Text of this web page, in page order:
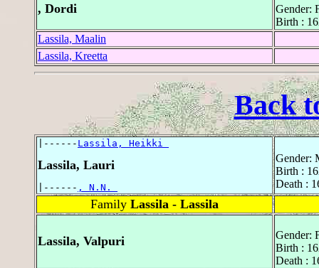
, Dordi
Gender:
Birth :
Lassila, Maalin
Lassila, Kreetta
Back
|------ Lassila, Heikki
Lassila, Lauri
|------ , N.N.
Gender:
Birth :
Death :
Family Lassila - Lassila
Lassila, Valpuri
Gender:
Birth :
Death :